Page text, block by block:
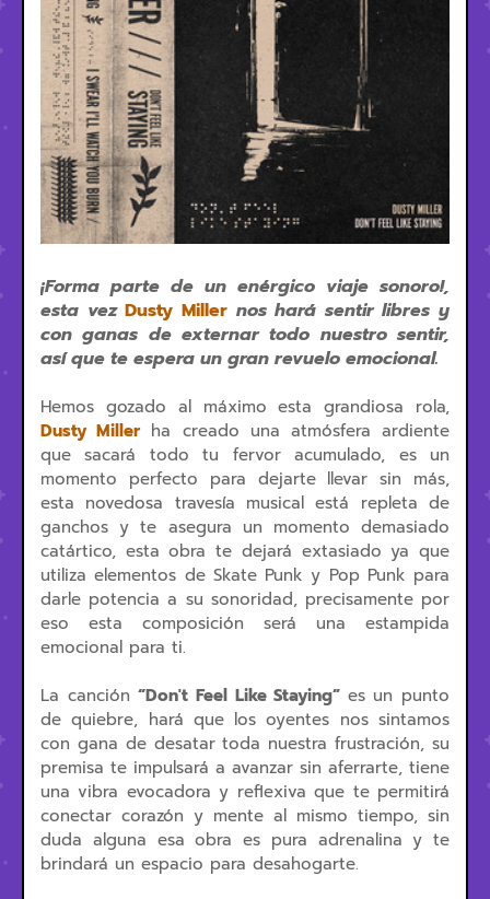
¡Forma parte de un enérgico viaje sonoro!,
esta vezDusty Miller nos hará sentir libres y
con ganas de externar todo nuestro sentir,
así que te espera un gran revuelo emocional.
Hemos gozado al máximo esta grandiosa rola,
Dusty Millerha creado una atmósfera ardiente
que sacará todo tu fervor acumulado, es un
momento perfecto para dejarte llevar sin más,
esta novedosa travesía musical está repleta de
ganchos y te asegura un momento demasiado
catártico, esta obra te dejará extasiado ya que
utiliza elementos de Skate Punk y Pop Punk para
darle potencia a su sonoridad, precisamente por
eso esta composición será una estampida
emocional para ti.
La canción“Don't Feel Like Staying” es un punto
de quiebre, hará que los oyentes nos sintamos
con gana de desatar toda nuestra frustración, su
premisa te impulsará a avanzar sin aferrarte, tiene
una vibra evocadora y reflexiva que te permitirá
conectar corazón y mente al mismo tiempo, sin
duda alguna esa obra es pura adrenalina y te
brindará un espacio para desahogarte.